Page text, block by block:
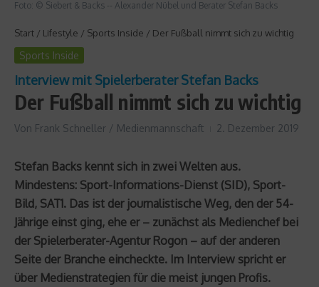
Foto: © Siebert & Backs -- Alexander Nübel und Berater Stefan Backs
Start / Lifestyle / Sports Inside / Der Fußball nimmt sich zu wichtig
Sports Inside
Interview mit Spielerberater Stefan Backs
Der Fußball nimmt sich zu wichtig
Von Frank Schneller / Medienmannschaft 2. Dezember 2019
Stefan Backs kennt sich in zwei Welten aus.
Mindestens: Sport-Informations-Dienst (SID), Sport-
Bild, SAT1. Das ist der journalistische Weg, den der 54-
Jährige einst ging, ehe er – zunächst als Medienchef bei
der Spielerberater-Agentur Rogon – auf der anderen
Seite der Branche eincheckte. Im Interview spricht er
über Medienstrategien für die meist jungen Profis.